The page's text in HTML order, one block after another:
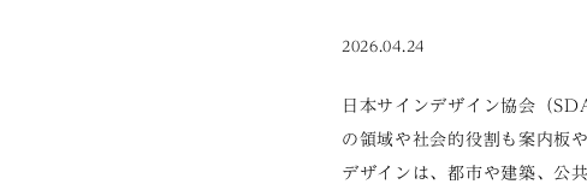
2026.04.24
日本サインデザイン協会（
の領域や社会的役割も案内板
デザインは、都市や建築、公